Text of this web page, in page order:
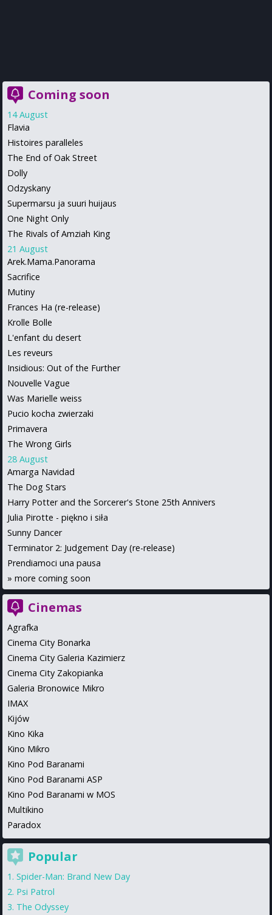
Coming soon
14 August
Flavia
Histoires paralleles
The End of Oak Street
Dolly
Odzyskany
Supermarsu ja suuri huijaus
One Night Only
The Rivals of Amziah King
21 August
Arek.Mama.Panorama
Sacrifice
Mutiny
Frances Ha (re-release)
Krolle Bolle
L'enfant du desert
Les reveurs
Insidious: Out of the Further
Nouvelle Vague
Was Marielle weiss
Pucio kocha zwierzaki
Primavera
The Wrong Girls
28 August
Amarga Navidad
The Dog Stars
Harry Potter and the Sorcerer's Stone 25th Annivers
Julia Pirotte - piękno i siła
Sunny Dancer
Terminator 2: Judgement Day (re-release)
Prendiamoci una pausa
» more coming soon
Cinemas
Agrafka
Cinema City Bonarka
Cinema City Galeria Kazimierz
Cinema City Zakopianka
Galeria Bronowice Mikro
IMAX
Kijów
Kino Kika
Kino Mikro
Kino Pod Baranami
Kino Pod Baranami ASP
Kino Pod Baranami w MOS
Multikino
Paradox
Popular
Spider-Man: Brand New Day
Psi Patrol
The Odyssey